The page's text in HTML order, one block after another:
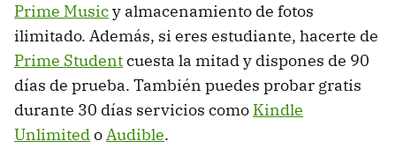
Prime Musicy almacenamiento de fotos
ilimitado. Además, si eres estudiante, hacerte de
Prime Studentcuesta la mitad y dispones de 90
días de prueba. También puedes probar gratis
durante 30 días servicios como Kindle
UnlimitedoAudible.